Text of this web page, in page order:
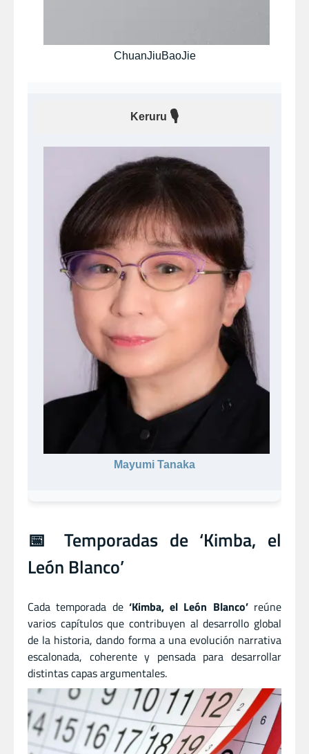
ChuanJiuBaoJie
Keruru 🎙
Mayumi Tanaka
📅 Temporadas de ‘Kimba, el
León Blanco’
Cada temporada de ‘Kimba, el León Blanco’reúne
varios capítulos que contribuyen al desarrollo global
de la historia, dando forma a una evolución narrativa
escalonada, coherente y pensada para desarrollar
distintas capas argumentales.